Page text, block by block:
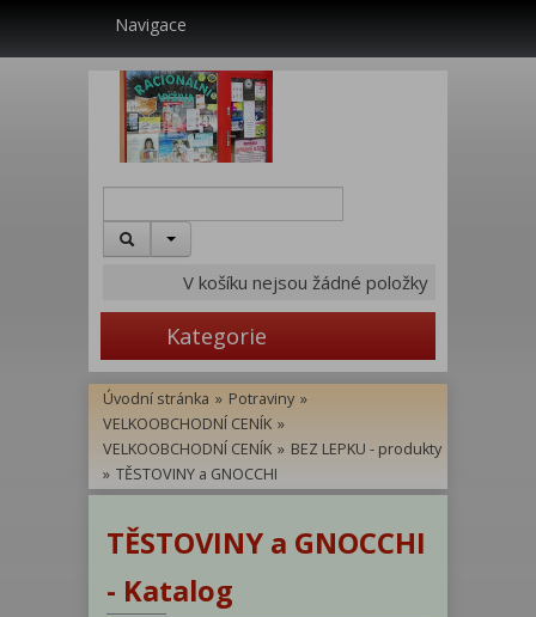
Navigace
V košíku nejsou žádné položky
Kategorie
Úvodní stránka » Potraviny »
VELKOOBCHODNÍ CENÍK »
VELKOOBCHODNÍ CENÍK » BEZ LEPKU - produkty
» TĚSTOVINY a GNOCCHI
TĚSTOVINY a GNOCCHI
- Katalog